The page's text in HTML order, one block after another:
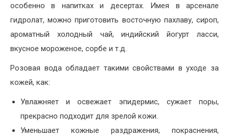
особенно в напитках и десертах. Имея в арсенале
гидролат, можно приготовить восточную пахлаву, сироп,
ароматный холодный чай, индийский йогурт ласси,
вкусное мороженое, сорбе и т.д.
Розовая вода обладает такими свойствами в уходе за
кожей, как:
Увлажняет и освежает эпидермис, сужает поры,
прекрасно подходит для зрелой кожи.
Уменьшает кожные раздражения, покраснения,